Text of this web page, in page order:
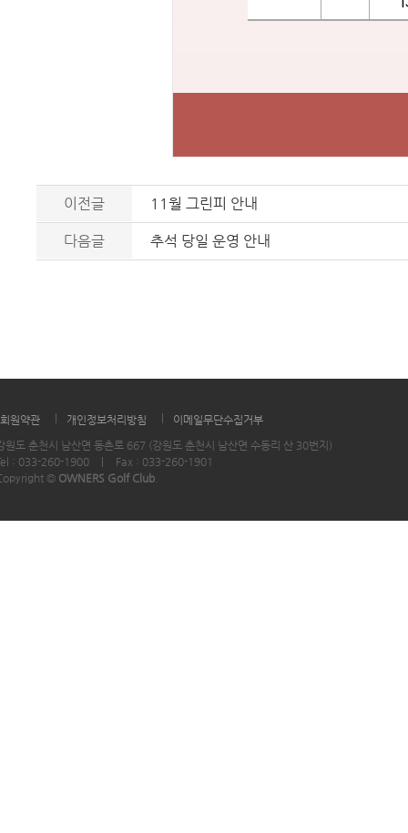
이전글 11월 그린피 안내
다음글 추석 당일 운영 안내
회원약관 개인정보처리방침
이메일무단수집거부
원도 춘천시 남산면 동촌로 667 (강원도 춘천시 남산면 수동리 산 30번지)
: 033-260-1900
Fax : 033-260-1901
© OWNERS Golf Club